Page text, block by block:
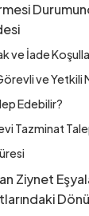
ve İade
ve Yetkili
Edebilir?
Tazminat
Ziynet